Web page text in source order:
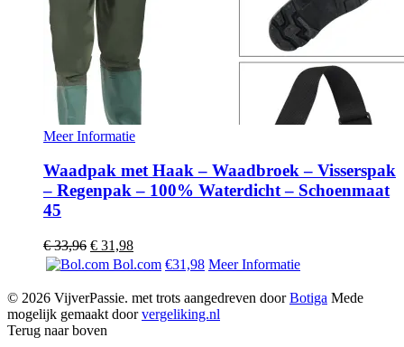
Meer Informatie
Waadpak met Haak – Waadbroek – Visserspak
– Regenpak – 100% Waterdicht – Schoenmaat
45
€33,96 Oorspronkelijke
prijs
€ 33,96.
€ 31,98Huidige
prijs
€ 31,98.
Bol.com €31,98 Meer Informatie
© 2026 VijverPassie. met trots aangedreven doorBotiga Mede
mogelijk gemaakt doorvergeliking.nl
Terug naar boven